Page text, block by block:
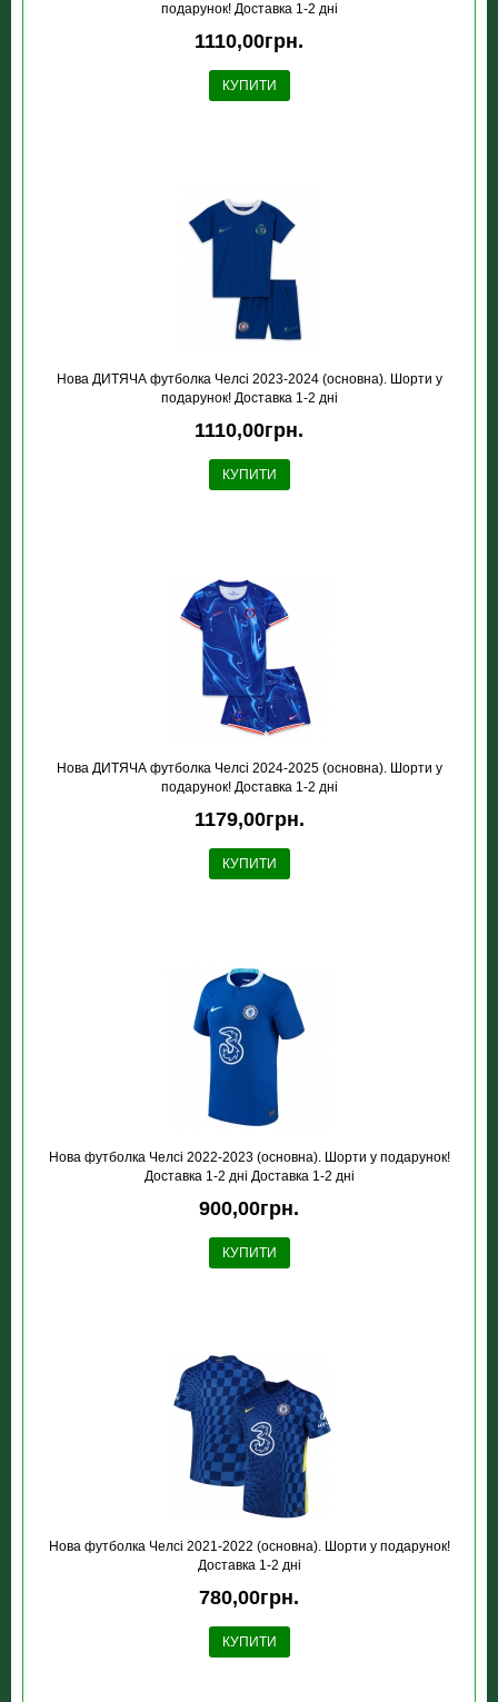
подарунок! Доставка 1-2 дні
1110,00грн.
КУПИТИ
Нова ДИТЯЧА футболка Челсі 2023-2024 (основна). Шорти у
подарунок! Доставка 1-2 дні
1110,00грн.
КУПИТИ
Нова ДИТЯЧА футболка Челсі 2024-2025 (основна). Шорти у
подарунок! Доставка 1-2 дні
1179,00грн.
КУПИТИ
Нова футболка Челсі 2022-2023 (основна). Шорти у подарунок!
Доставка 1-2 дні Доставка 1-2 дні
900,00грн.
КУПИТИ
Нова футболка Челсі 2021-2022 (основна). Шорти у подарунок!
Доставка 1-2 дні
780,00грн.
КУПИТИ